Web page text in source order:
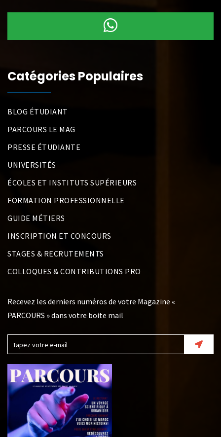
Catégories Populaires
BLOG ÉTUDIANT
PARCOURS LE MAG
PRESSE ÉTUDIANTE
UNIVERSITÉS
ÉCOLES ET INSTITUTS SUPÉRIEURS
FORMATION PROFESSIONNELLE
GUIDE MÉTIERS
INSCRIPTION ET CONCOURS
STAGES & RECRUTEMENTS
COLLOQUES & CONTRIBUTIONS PRO
Recevez les derniers numéros de votre Magazine «
PARCOURS » dans votre boite mail